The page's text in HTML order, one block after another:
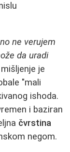
ne verujem
da uradi
je
"mali
ishoda.
i baziran
čvrstina
negom.